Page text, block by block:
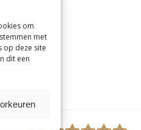
om
met
op deze site
dit een